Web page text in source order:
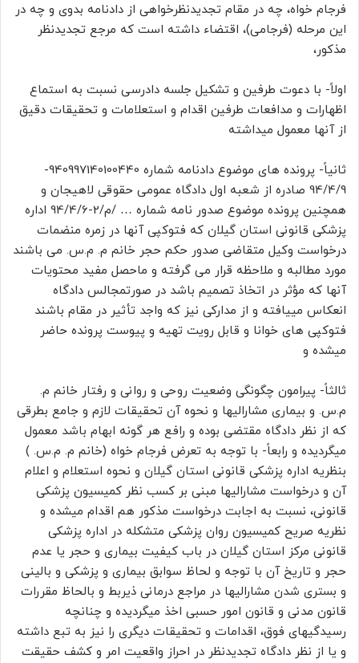
فرجام خواه، چه در مقام تجدیدنظرخواهی از دادنامه بدوی و چه در
این مرحله (فرجامی)، اقتضاء داشته است که مرجع تجدیدنظر
مذکور،
اولاً- با دعوت طرفین و تشکیل جلسه دادرسی نسبت به استماع
اظهارات و مدافعات طرفین اقدام و استعلامات و تحقیقات دقیق
از آنها معمول میداشته
ثانیاً- پرونده های موضوع دادنامه شماره 940997140100440-
94/4/9 صادره از شعبه اول دادگاه عمومی حقوقی لاهیجان و
همچنین پرونده موضوع صدور نامه شماره … /م/2-94/4/6 اداره
پزشکی قانونی استان گیلان که فتوکپی آنها در زمره منضمات
درخواست وکیل متقاضی صدور حکم حجر خانم م. م.س. می باشند
مورد مطالبه و ملاحظه قرار می گرفته و ماحصل مفید محتویات
آنها که مؤثر در اتخاذ تصمیم باشد در صورتمجالس دادگاه
انعکاس مییافته و از مدارکی نیز که واجد تأثیر در مقام باشند
فتوکپی های خوانا و قابل رویت تهیه و پیوست پرونده حاضر
میشده و
ثالثاً- پیرامون چگونگی وضعیت روحی و روانی و رفتار خانم م.
م.س. و بیماری مشارالیها و نحوه آن تحقیقات لازم و جامع بطرقی
که از نظر دادگاه مقتضی بوده و رافع هر گونه ابهام باشد معمول
میگردیده و رابعاً- با توجه به تعرض فرجام خواه (خانم م. م.س. )
بنظریه اداره پزشکی قانونی استان گیلان و نحوه استعلام و اعلام
آن و درخواست مشارالیها مبنی بر کسب نظر کمیسیون پزشکی
قانونی، نسبت به اجابت درخواست مذکور هم اقدام میشده و
نظریه صریح کمیسیون روان پزشکی متشکله در اداره پزشکی
قانونی مرکز استان گیلان در باب کیفیت بیماری و حجر یا عدم
حجر و تاریخ آن با توجه و لحاظ سوابق بیماری و پزشکی و بالینی
و بستری شدن مشارالیها در مراجع درمانی ذیربط و بالحاظ مقررات
قانون مدنی و قانون امور حسبی اخذ میگردیده و چنانچه
رسیدگیهای فوق، اقدامات و تحقیقات دیگری را نیز به تبع داشته
و یا از نظر دادگاه تجدیدنظر در احراز واقعیت امر و کشف حقیقت